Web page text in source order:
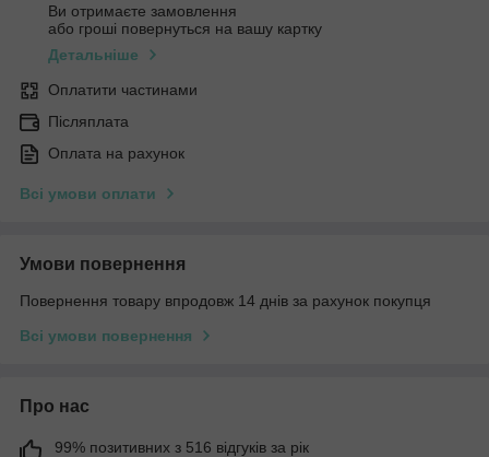
Ви отримаєте замовлення
або гроші повернуться на вашу картку
Детальніше
Оплатити частинами
Післяплата
Оплата на рахунок
Всі умови оплати
Умови повернення
Повернення товару впродовж 14 днів за рахунок покупця
Всі умови повернення
Про нас
99% позитивних з 516 відгуків за рік